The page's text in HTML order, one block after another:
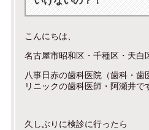
こんにちは、
名古屋市昭和区・千種区・天白
八事日赤の歯科医院（歯科・歯
リニックの歯科医師・阿瀬井で
久しぶりに検診に行ったら